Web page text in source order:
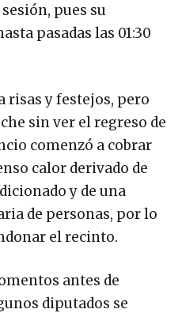
pues su
pasadas las 01:30
y festejos, pero
sin ver el regreso de
comenzó a cobrar
calor derivado de
y de una
de personas, por lo
el recinto.
antes de
diputados se